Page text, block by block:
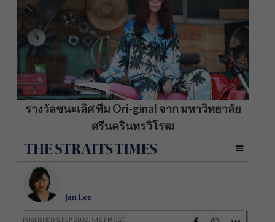
รางวัลชนะเลิศ ทีม Ori-ginal จาก มหาวิทยาลัย
ศรีนครินทรวิโรฒ